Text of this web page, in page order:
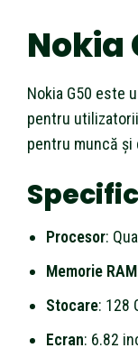
Nokia
Nokia G50 este
pentru
pentru muncă
Procesor:
Memorie RAM
Stocare: 128
Ecran: 6.82